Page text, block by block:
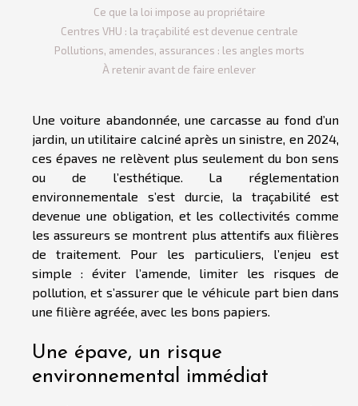
Ce que la loi impose au propriétaire
Centres VHU : la traçabilité est devenue centrale
Pollutions, amendes, assurances : les angles morts
À retenir avant de faire enlever
Une voiture abandonnée, une carcasse au fond d’un
jardin, un utilitaire calciné après un sinistre, en 2024,
ces épaves ne relèvent plus seulement du bon sens
ou de l’esthétique. La réglementation
environnementale s’est durcie, la traçabilité est
devenue une obligation, et les collectivités comme
les assureurs se montrent plus attentifs aux filières
de traitement. Pour les particuliers, l’enjeu est
simple : éviter l’amende, limiter les risques de
pollution, et s’assurer que le véhicule part bien dans
une filière agréée, avec les bons papiers.
Une épave, un risque
environnemental immédiat